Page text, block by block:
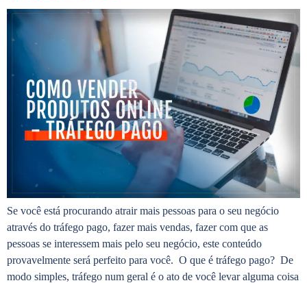
Se você está procurando atrair mais pessoas para o seu negócio
através do tráfego pago, fazer mais vendas, fazer com que as
pessoas se interessem mais pelo seu negócio, este conteúdo
provavelmente será perfeito para você. O que é tráfego pago? De
modo simples, tráfego num geral é o ato de você levar alguma coisa